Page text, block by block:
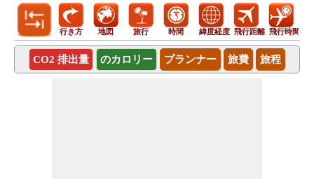
行き方 地図 旅行 時間 緯度経度 飛行距離 飛行時間
CO2 排出量 のカロリー プランナー 旅費 旅程